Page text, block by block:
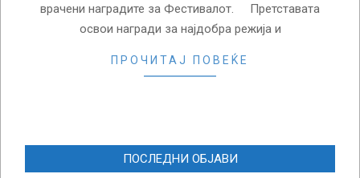
врачени наградите за Фестивалот. Претставата
освои награди за најдобра режија и
ПРОЧИТАЈ ПОВЕЌЕ
ПОСЛЕДНИ ОБЈАВИ